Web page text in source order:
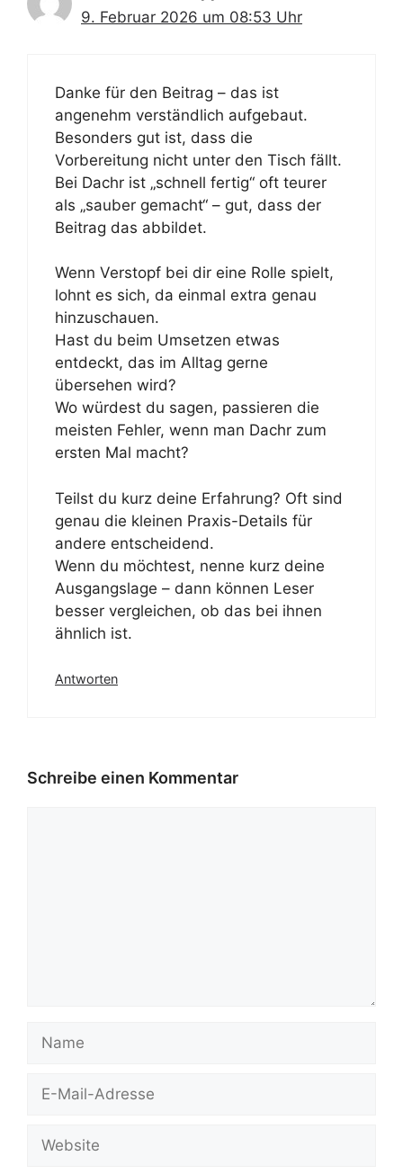
9. Februar 2026 um 08:53 Uhr
Danke für den Beitrag – das ist
angenehm verständlich aufgebaut.
Besonders gut ist, dass die
Vorbereitung nicht unter den Tisch fällt.
Bei Dachr ist „schnell fertig“ oft teurer
als „sauber gemacht“ – gut, dass der
Beitrag das abbildet.
Wenn Verstopf bei dir eine Rolle spielt,
lohnt es sich, da einmal extra genau
hinzuschauen.
Hast du beim Umsetzen etwas
entdeckt, das im Alltag gerne
übersehen wird?
Wo würdest du sagen, passieren die
meisten Fehler, wenn man Dachr zum
ersten Mal macht?
Teilst du kurz deine Erfahrung? Oft sind
genau die kleinen Praxis-Details für
andere entscheidend.
Wenn du möchtest, nenne kurz deine
Ausgangslage – dann können Leser
besser vergleichen, ob das bei ihnen
ähnlich ist.
Antworten
Schreibe einen Kommentar
Mail-